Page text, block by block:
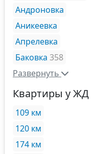
Андроновка
Аникеевка
Апрелевка
Баковка 358
Развернуть
Квартиры у ЖД
109 км
120 км
174 км